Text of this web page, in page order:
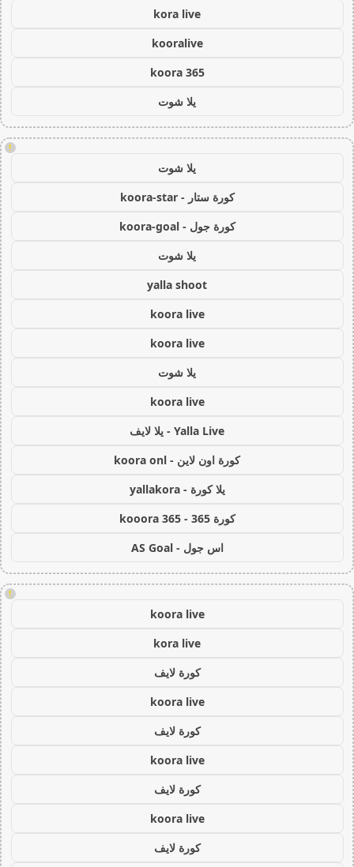
kora live
kooralive
koora 365
يلا شوت
!
يلا شوت
كورة ستار - koora-star
كورة جول - koora-goal
يلا شوت
yalla shoot
koora live
koora live
يلا شوت
koora live
Yalla Live - يلا لايف
كورة اون لاين - koora onl
يلا كورة - yallakora
كورة 365 - kooora 365
اس جول - AS Goal
!
koora live
kora live
كورة لايف
koora live
كورة لايف
koora live
كورة لايف
koora live
كورة لايف